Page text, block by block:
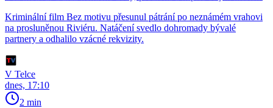
Kriminální film Bez motivu přesunul pátrání po neznámém vrahovi
na prosluněnou Riviéru. Natáčení svedlo dohromady bývalé
partnery a odhalilo vzácné rekvizity.
V Telce
dnes, 17:10
2 min